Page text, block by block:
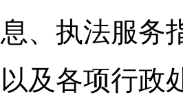
息、执法服务
以及各项行政